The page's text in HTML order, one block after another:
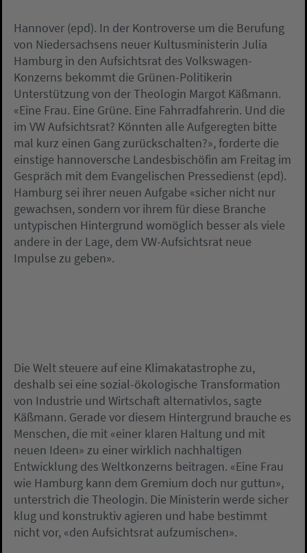
Hannover (epd). In der Kontroverse um die Berufung
von Niedersachsens neuer Kultusministerin Julia
Hamburg in den Aufsichtsrat des Volkswagen-
Konzerns bekommt die Grünen-Politikerin
Unterstützung von der Theologin Margot Käßmann.
«Eine Frau. Eine Grüne. Eine Fahrradfahrerin. Und die
im VW Aufsichtsrat? Könnten alle Aufgeregten bitte
mal kurz einen Gang zurückschalten?», forderte die
einstige hannoversche Landesbischöfin am Freitag im
Gespräch mit dem Evangelischen Pressedienst (epd).
Hamburg sei ihrer neuen Aufgabe «sicher nicht nur
gewachsen, sondern vor ihrem für diese Branche
untypischen Hintergrund womöglich besser als viele
andere in der Lage, dem VW-Aufsichtsrat neue
Impulse zu geben».
Die Welt steuere auf eine Klimakatastrophe zu,
deshalb sei eine sozial-ökologische Transformation
von Industrie und Wirtschaft alternativlos, sagte
Käßmann. Gerade vor diesem Hintergrund brauche es
Menschen, die mit «einer klaren Haltung und mit
neuen Ideen» zu einer wirklich nachhaltigen
Entwicklung des Weltkonzerns beitragen. «Eine Frau
wie Hamburg kann dem Gremium doch nur guttun»,
unterstrich die Theologin. Die Ministerin werde sicher
klug und konstruktiv agieren und habe bestimmt
nicht vor, «den Aufsichtsrat aufzumischen».